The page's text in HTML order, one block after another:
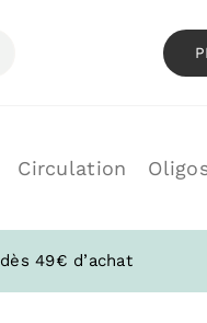
Circulation
dès 49€ d’achat